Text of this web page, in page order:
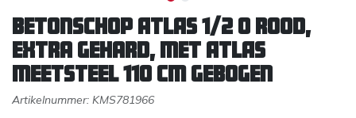
Betonschop ATLAS 1/2 0 rood,
extra gehard, met ATLAS
meetsteel 110 cm gebogen
Artikelnummer: KMS781966